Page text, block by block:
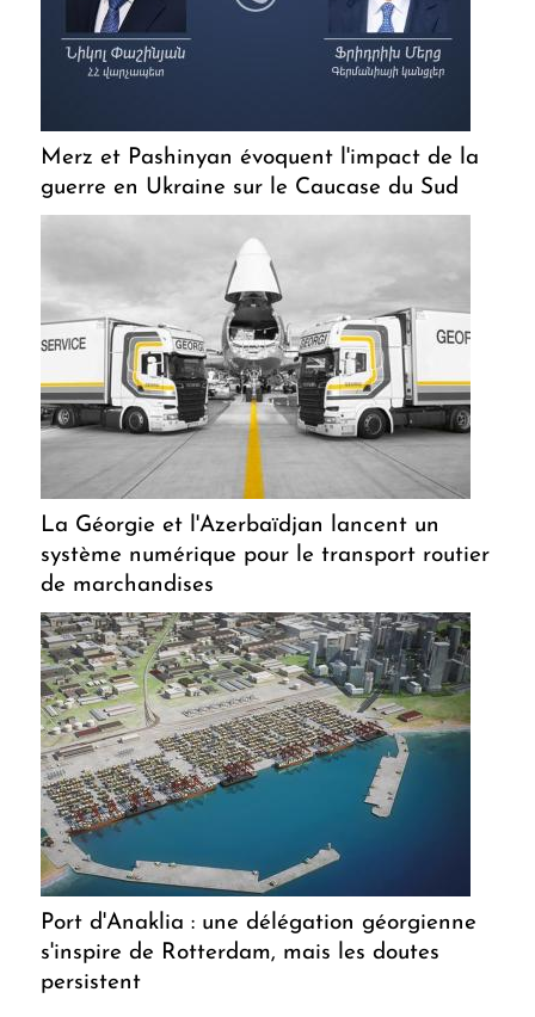
Merz et Pashinyan évoquent l'impact de la
guerre en Ukraine sur le Caucase du Sud
La Géorgie et l'Azerbaïdjan lancent un
système numérique pour le transport routier
de marchandises
Port d'Anaklia : une délégation géorgienne
s'inspire de Rotterdam, mais les doutes
persistent